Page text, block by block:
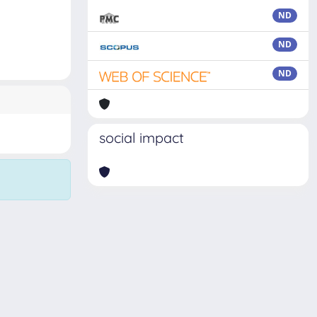
ND
ND
ND
social impact